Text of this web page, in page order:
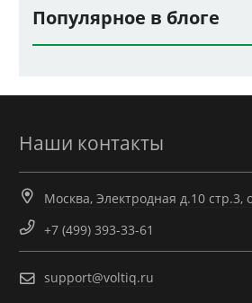
Популярное в блоге
Наши контакты
Москва, Электродная д.10 стр.3,
+7 (499) 393-33-61
support@voltiq.ru